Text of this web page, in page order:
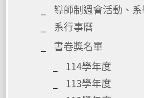
導師制週會活動、
系行事曆
書卷獎名單
114學年度
113學年度